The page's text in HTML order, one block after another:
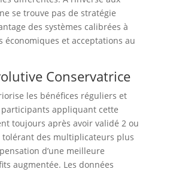
se trouve pas de stratégie
des systèmes calibrées à
économiques et acceptations au
Conservatrice
les bénéfices réguliers et
participants appliquant cette
toujours après avoir validé 2 ou
tolérant des multiplicateurs plus
d’une meilleure
augmentée. Les données